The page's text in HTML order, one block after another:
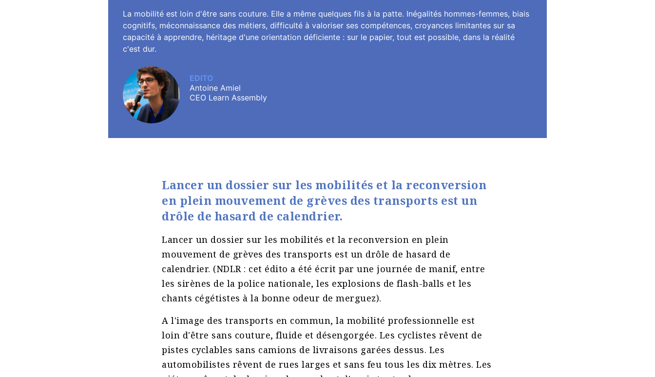
La mobilité est loin d'être sans couture. Elle a même quelques fils à la patte. Inégalités hommes-femmes, biais
cognitifs, méconnaissance des métiers, difficulté à valoriser ses compétences, croyances limitantes sur sa
capacité à apprendre, héritage d'une orientation déficiente : sur le papier, tout est possible, dans la réalité
c'est dur.
EDITO
Antoine Amiel
CEO Learn Assembly
Lancer un dossier sur les mobilités et la reconversion
en plein mouvement de grèves des transports est un
drôle de hasard de calendrier.
Lancer un dossier sur les mobilités et la reconversion en plein
mouvement de grèves des transports est un drôle de hasard de
calendrier. (NDLR : cet édito a été écrit par une journée de manif, entre
les sirènes de la police nationale, les explosions de flash-balls et les
chants cégétistes à la bonne odeur de merguez).
A l'image des transports en commun, la mobilité professionnelle est
loin d'être sans couture, fluide et désengorgée. Les cyclistes rêvent de
pistes cyclables sans camions de livraisons garées dessus. Les
automobilistes rêvent de rues larges et sans feu tous les dix mètres. Les